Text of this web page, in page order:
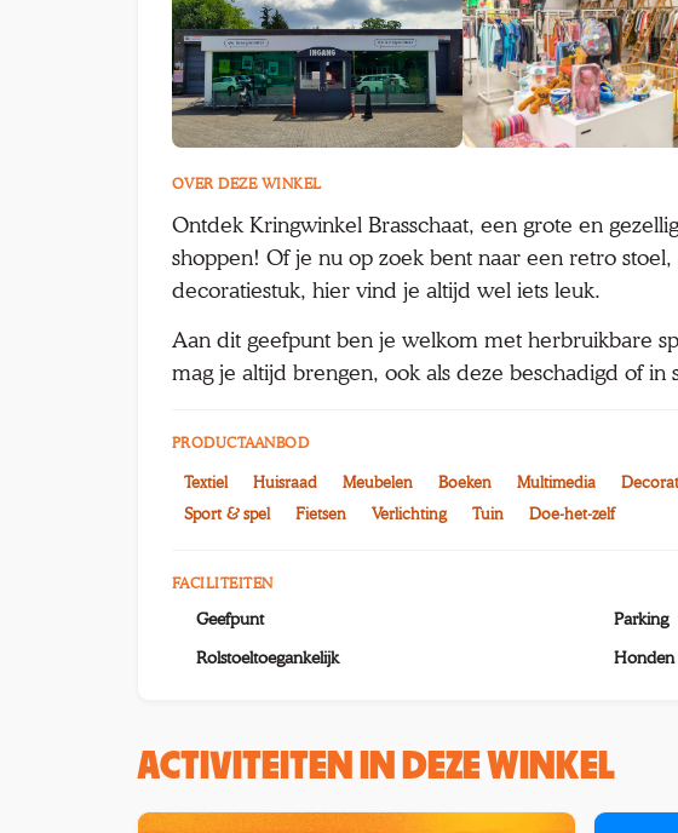
OVER DEZE WINKEL
Ontdek Kringwinkel Brasschaat, een grote en
shoppen! Of je nu op zoek bent naar een retro
decoratiestuk, hier vind je altijd wel iets leuk.
Aan dit geefpunt ben je welkom met herbruikbare
mag je altijd brengen, ook als deze beschadigd of in
PRODUCTAANBOD
Textiel Huisraad Meubelen Boeken Multimedia
Sport & spel
Fietsen Verlichting Tuin Doe-het-zelf
FACILITEITEN
Geefpunt
Parking
Rolstoeltoegankelijk
Honden
ACTIVITEITEN IN DEZE WINKEL